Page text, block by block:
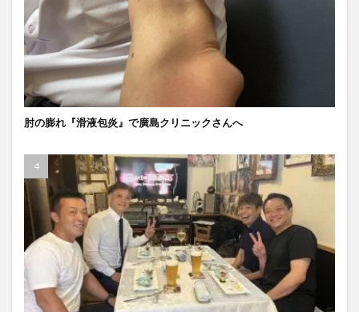
肘の膨れ『滑液包炎』で廣島クリニックさんへ